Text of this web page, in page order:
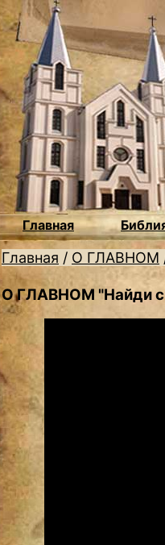
Главная
Главная / О ГЛАВНОМ
О ГЛАВНОМ "Найди